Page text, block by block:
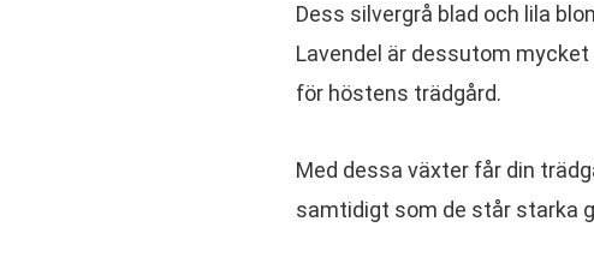
Dess silvergrå blad och lila
Lavendel är dessutom
för höstens trädgård.
Med dessa växter får din
samtidigt som de står starka